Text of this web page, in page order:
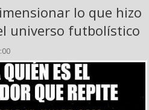
lo que hizo
universo futbolístico